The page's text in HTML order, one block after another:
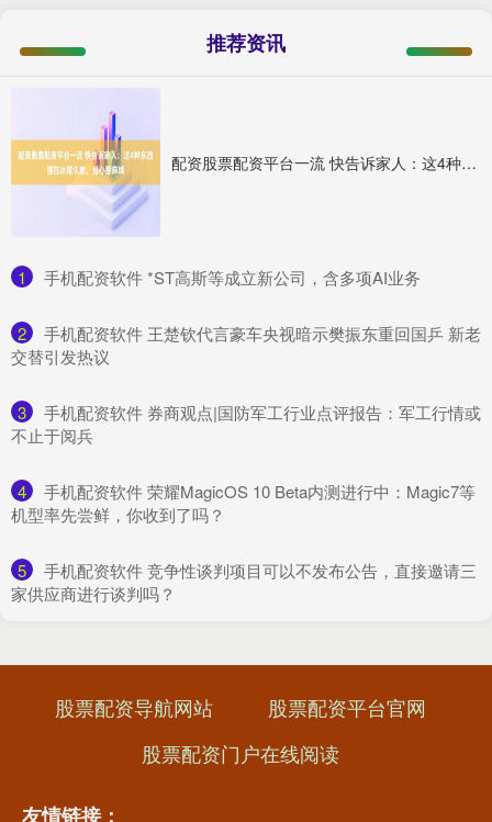
推荐资讯
配资股票配资平台一流 快告诉家人：这4种东西别在冰箱久放，当心惹麻烦
1 ​手机配资软件 *ST高斯等成立新公司，含多项AI业务
2
​手机配资软件 王楚钦代言豪车央视暗示樊振东重回国乒 新老
交替引发热议
3
​手机配资软件 券商观点|国防军工行业点评报告：军工行情或
不止于阅兵
4
​手机配资软件 荣耀MagicOS 10 Beta内测进行中：Magic7等
机型率先尝鲜，你收到了吗？
5
​手机配资软件 竞争性谈判项目可以不发布公告，直接邀请三
家供应商进行谈判吗？
股票配资导航网站
股票配资平台官网
股票配资门户在线阅读
友情链接：